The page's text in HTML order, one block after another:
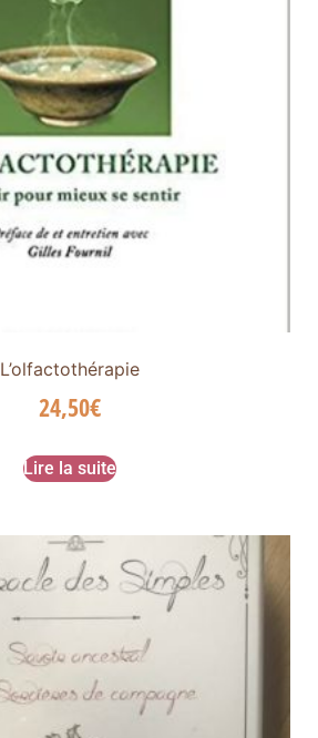
L’olfactothérapie
24,50€
Lire la suite